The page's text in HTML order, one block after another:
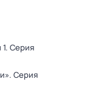
. Серия
. Серия